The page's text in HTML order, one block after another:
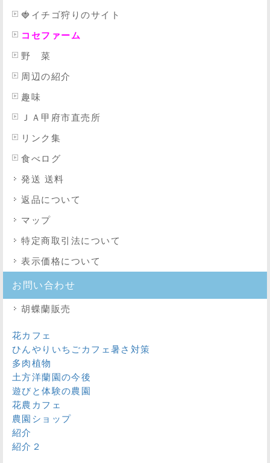
🍓イチゴ狩りのサイト
コセファーム
野 菜
周辺の紹介
趣味
ＪＡ甲府市直売所
リンク集
食べログ
発送 送料
返品について
マップ
特定商取引法について
表示価格について
お問い合わせ
胡蝶蘭販売
花カフェ
ひんやりいちごカフェ暑さ対策
多肉植物
土方洋蘭園の今後
遊びと体験の農園
花農カフェ
農園ショップ
紹介
紹介２